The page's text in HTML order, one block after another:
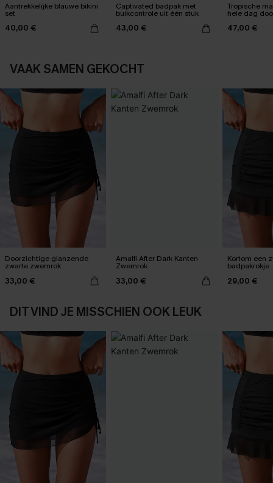
Aantrekkelijke blauwe bikini
set
40,00 €
Captivated badpak met
buikcontrole uit één stuk
43,00 €
Tropische
hele dag
kan worden
47,00 €
VAAK SAMEN GEKOCHT
Doorzichtige glanzende
zwarte zwemrok
33,00 €
Amalfi After Dark Kanten
Zwemrok
33,00 €
Kortom een
badpakrokje
29,00 €
DIT VIND JE MISSCHIEN OOK LEUK